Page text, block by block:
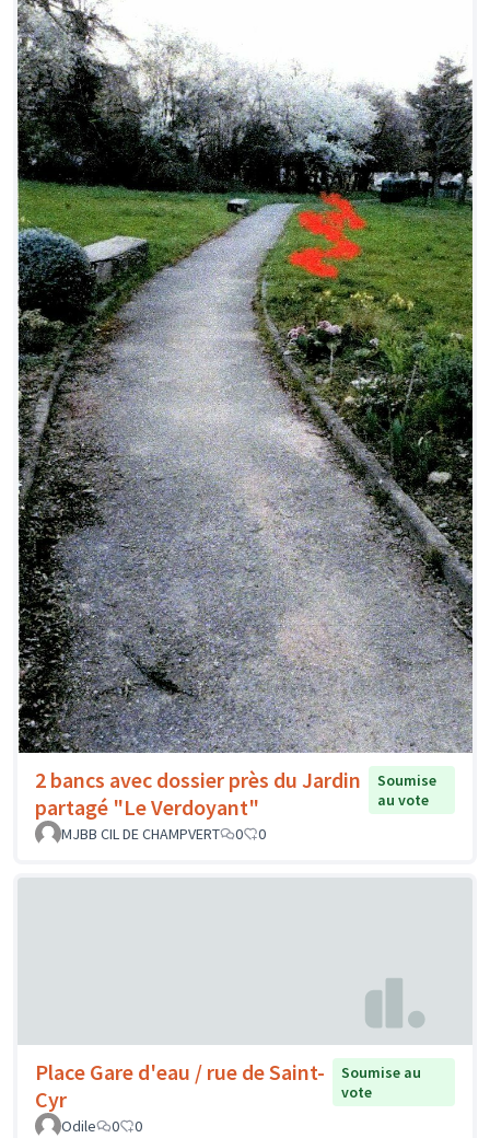
2 bancs avec dossier près du Jardin
partagé "Le Verdoyant"
Soumise
au vote
MJBB CIL DE CHAMPVERT
0 0
Place Gare d'eau / rue de Saint-
Cyr
Soumise au
vote
Odile
0 0